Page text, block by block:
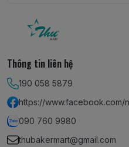
Thông tin liên hệ
190 058 5879
https://www.facebook.com/
090 760 9980
thubakermart@gmail.com